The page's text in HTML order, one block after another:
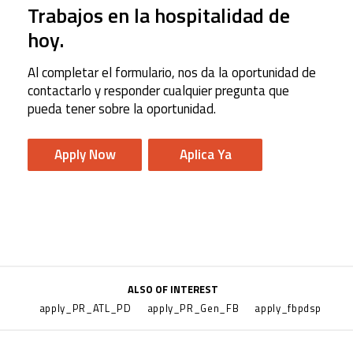
Trabajos en la hospitalidad de
hoy.
Al completar el formulario, nos da la oportunidad de
contactarlo y responder cualquier pregunta que
pueda tener sobre la oportunidad.
Apply Now Aplica Ya
ALSO OF INTEREST
apply_PR_ATL_PD
apply_PR_Gen_FB apply_fbpdsp